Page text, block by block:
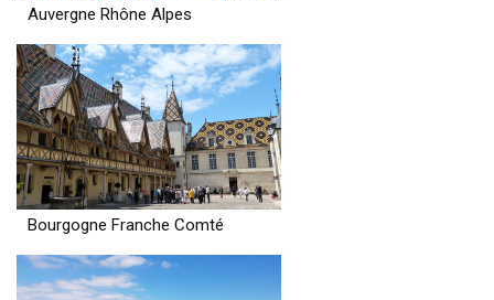
Auvergne Rhône Alpes
Bourgogne Franche Comté